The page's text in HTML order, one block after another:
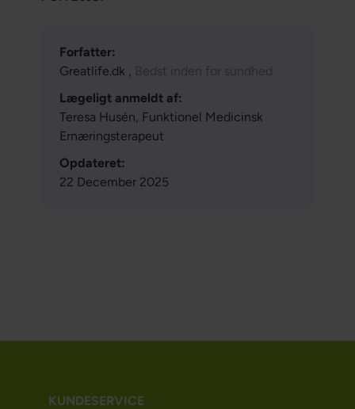
Forfatter:
Greatlife.dk , Bedst inden for sundhed
Lægeligt anmeldt af:
Teresa Husén, Funktionel Medicinsk
Ernæringsterapeut
Opdateret:
22 December 2025
KUNDESERVICE